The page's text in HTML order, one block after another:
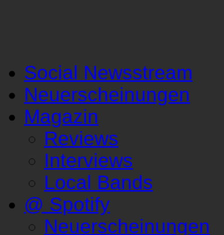
Social Newsstream
Neuerscheinungen
Magazin
Reviews
Interviews
Local Bands
@ Spotify
Neuerscheinungen